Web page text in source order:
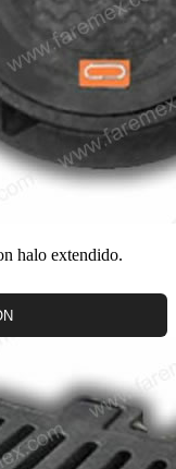
halo extendido.